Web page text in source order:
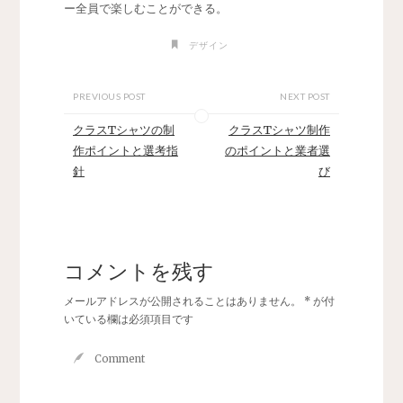
ー全員で楽しむことができる。
デザイン
PREVIOUS POST
クラスTシャツの制
作ポイントと選考指
針
NEXT POST
クラスTシャツ制作
のポイントと業者選
び
コメントを残す
メールアドレスが公開されることはありません。 *が付
いている欄は必須項目です